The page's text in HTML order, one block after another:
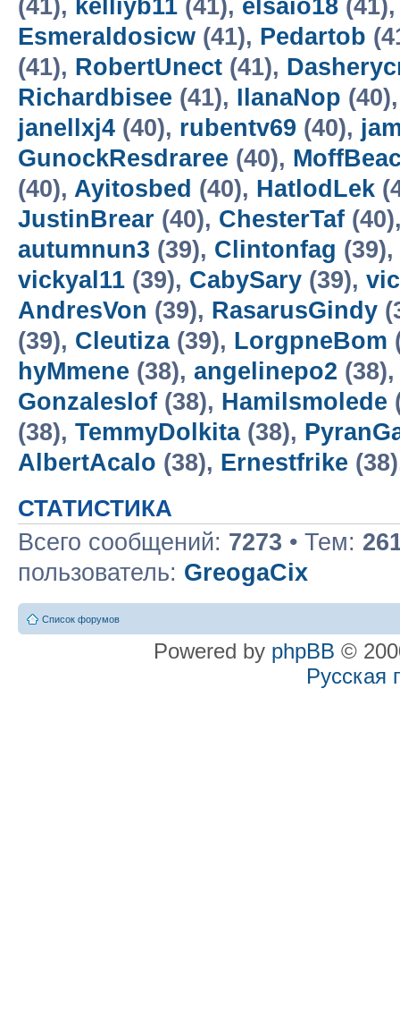
(41), kelliyb11 (41), elsaio18
Esmeraldosicw (41), Pedartob
(41), RobertUnect (41),
Richardbisee (41), IlanaNop
janellxj4 (40), rubentv69 (40),
GunockResdraree (40),
(40), Ayitosbed (40), HatlodLek
JustinBrear (40), ChesterTaf
autumnun3 (39), Clintonfag (39),
vickyal11 (39), CabySary (39),
AndresVon (39), RasarusGindy
(39), Cleutiza(39), LorgpneBom
hyMmene (38), angelinepo2
Gonzaleslof (38), Hamilsmolede
(38), TemmyDolkita(38),
AlbertAcalo (38), Ernestfrike
СТАТИСТИКА
Всего сообщений: 7273 • Тем:
пользователь: GreogaCix
Список форумов
Powered by phpBB ©
Русская